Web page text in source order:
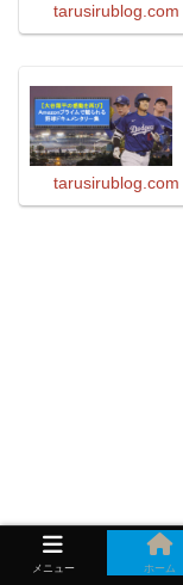
tarusirublog.com
tarusirublog.com
メニュー ホーム